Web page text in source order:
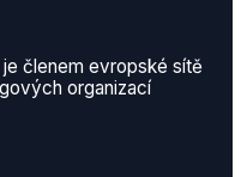
členem evropské sítě
organizací